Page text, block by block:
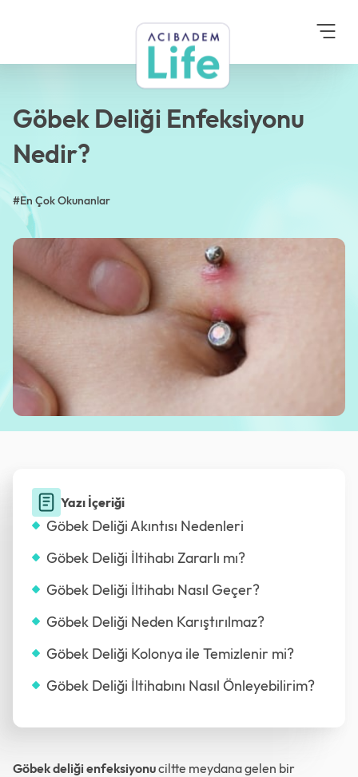
En Çok Okunanlar
Enfeksiyonu Nedir?
Göbek Deliği Enfeksiyonu
Nedir?
#En Çok Okunanlar
Yazı İçeriği
Göbek Deliği Akıntısı Nedenleri
Göbek Deliği İltihabı Zararlı mı?
Göbek Deliği İltihabı Nasıl Geçer?
Göbek Deliği Neden Karıştırılmaz?
Göbek Deliği Kolonya ile Temizlenir mi?
Göbek Deliği İltihabını Nasıl Önleyebilirim?
Göbek deliği enfeksiyonuciltte meydana gelen bir